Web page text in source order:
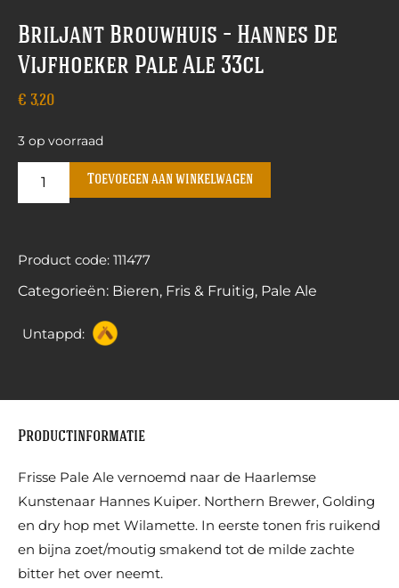
Briljant Brouwhuis – Hannes De
Vijfhoeker Pale Ale 33cl
€ 3,20
3 op voorraad
Toevoegen aan winkelwagen
Product code: 111477
Categorieën: Bieren, Fris & Fruitig, Pale Ale
Untappd:
Productinformatie
Frisse Pale Ale vernoemd naar de Haarlemse
Kunstenaar Hannes Kuiper. Northern Brewer, Golding
en dry hop met Wilamette. In eerste tonen fris ruikend
en bijna zoet/moutig smakend tot de milde zachte
bitter het over neemt.